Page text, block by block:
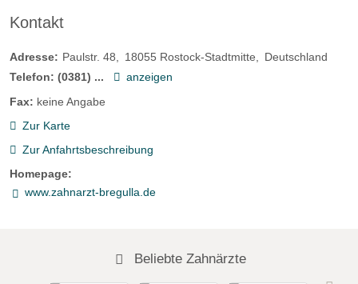
Kontakt
Adresse: Paulstr. 48 18055 Rostock-Stadtmitte
Deutschland
Telefon: (0381) ...
anzeigen
Fax: keine Angabe
Zur Karte
Zur Anfahrtsbeschreibung
Homepage:
www.zahnarzt-bregulla.de
Beliebte Zahnärzte